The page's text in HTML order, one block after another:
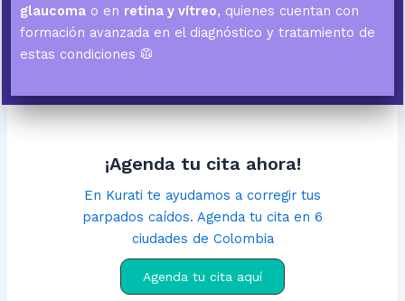
glaucoma o en retina y vítreo, quienes cuentan con
formación avanzada en el diagnóstico y tratamiento de
estas condiciones 🥼
¡Agenda tu cita ahora!
En Kurati te ayudamos a corregir tus
parpados caídos. Agenda tu cita en 6
ciudades de Colombia
Agenda tu cita aquí